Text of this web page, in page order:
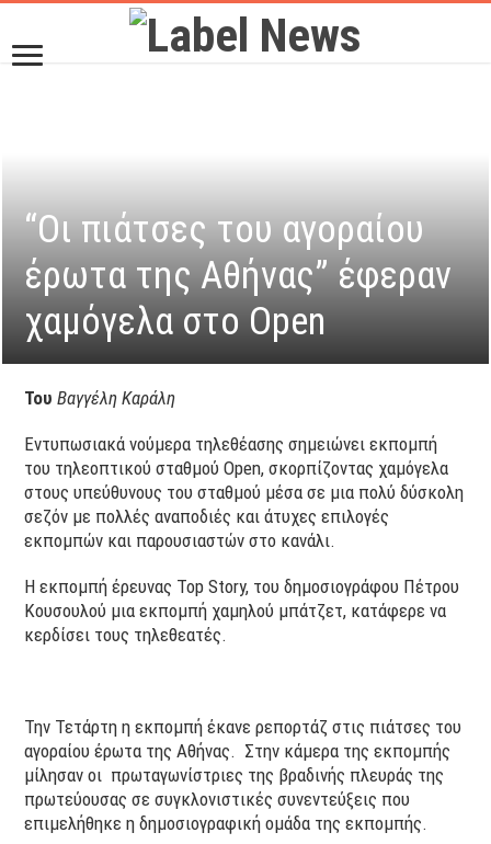
“Οι πιάτσες του αγοραίου
έρωτα της Αθήνας” έφεραν
χαμόγελα στο Open
Του Βαγγέλη Καράλη
Εντυπωσιακά νούμερα τηλεθέασης σημειώνει εκπομπή
του τηλεοπτικού σταθμού Open, σκορπίζοντας χαμόγελα
στους υπεύθυνους του σταθμού μέσα σε μια πολύ δύσκολη
σεζόν με πολλές αναποδιές και άτυχες επιλογές
εκπομπών και παρουσιαστών στο κανάλι.
Η εκπομπή έρευνας Top Story, του δημοσιογράφου Πέτρου
Κουσουλού μια εκπομπή χαμηλού μπάτζετ, κατάφερε να
κερδίσει τους τηλεθεατές.
Την Τετάρτη η εκπομπή έκανε ρεπορτάζ στις πιάτσες του
αγοραίου έρωτα της Αθήνας. Στην κάμερα της εκπομπής
μίλησαν οι πρωταγωνίστριες της βραδινής πλευράς της
πρωτεύουσας σε συγκλονιστικές συνεντεύξεις που
επιμελήθηκε η δημοσιογραφική ομάδα της εκπομπής.